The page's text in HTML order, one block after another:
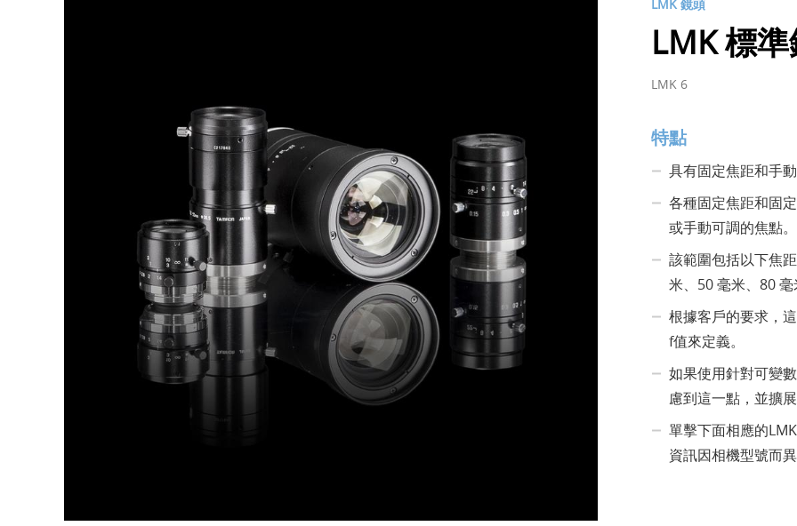
LMK 鏡頭
LMK 標
LMK 6
特點
具有固定焦距和手
各種固定焦距和固
或手動可調的焦點。
該範圍包括以下焦
米、50 毫米、80
根據客戶的要求，
f值來定義。
如果使用針對可變
慮到這一點，並擴
單擊下面相應的
資訊因相機型號而